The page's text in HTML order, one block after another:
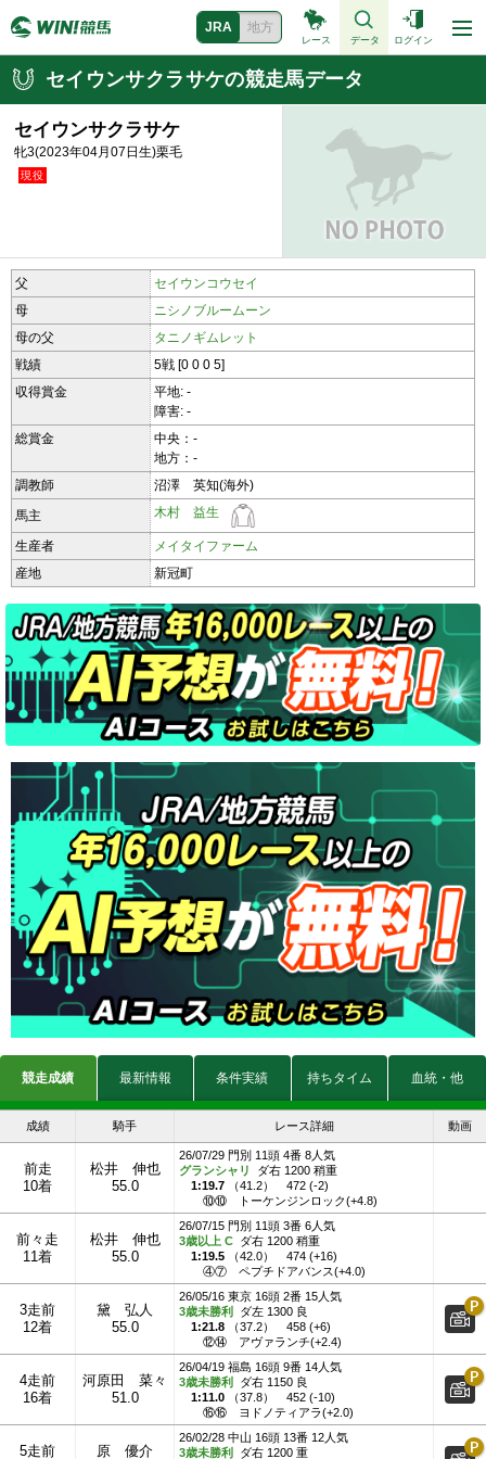
JRA 地方
レース データ ログイン
セイウンサクラサケの競走馬データ
セイウンサクラサケ
牝3(2023年04月07日生)栗毛
父
セイウンコウセイ
母
ニシノブルームーン
母の父
タニノギムレット
戦績
5戦 [0 0 0 5]
収得賞金
平地: -
障害: -
総賞金
中央：-
地方：-
調教師
沼澤 英知(海外)
馬主
木村 益生
生産者
メイタイファーム
産地
新冠町
競走成績 最新情報 条件実績 持ちタイム 血統・他
成績 騎手 レース詳細 動画
前走
10着
松井 伸也
55.0
26/07/29 門別 11頭 4番 8人気
グランシャリ
ダ右 1200 稍重
1:19.7 （41.2）
472 (-2)
⑩⑩
トーケンジンロック(+4.8)
前々走
11着
松井 伸也
55.0
26/07/15 門別 11頭 3番 6人気
3歳以上 C ダ右 1200 稍重
1:19.5 （42.0）
474 (+16)
④⑦
ペプチドアバンス(+4.0)
3走前
12着
黛 弘人
55.0
26/05/16 東京 16頭 2番 15人気
3歳未勝利
ダ左 1300 良
1:21.8 （37.2）
458 (+6)
⑫⑭
アヴァランチ(+2.4)
4走前
16着
河原田 菜々
51.0
26/04/19 福島 16頭 9番 14人気
3歳未勝利
ダ右 1150 良
1:11.0 （37.8）
452 (-10)
⑯⑯
ヨドノティアラ(+2.0)
5走前 原 優介
26/02/28 中山 16頭 13番 12人気
3歳未勝利
ダ右 1200 重